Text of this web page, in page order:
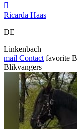

Ricarda Haas
DE
Linkenbach
mail Contact favorite
Blikvangers